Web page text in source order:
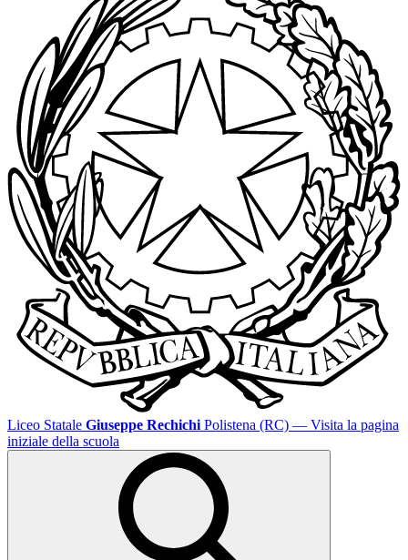
Liceo Statale Giuseppe Rechichi Polistena (RC) — Visita la pagina
iniziale della scuola